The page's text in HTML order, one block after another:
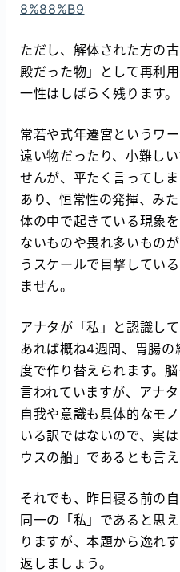
8%88%B9
ただし、解体された方の
殿だった物」として再利
一性はしばらく残ります。
常若や式年遷宮というワ
遠い物だったり、小難し
せんが、平たく言ってし
あり、恒常性の発揮、み
体の中で起きている現象
ないものや畏れ多いもの
うスケールで目撃してい
ません。
アナタが「私」と認識し
あれば概ね4週間、胃腸の
度で作り替えられます。
言われていますが、アナ
自我や意識も具体的なモ
いる訳ではないので、実
ウスの船」であるとも言え
それでも、昨日寝る前の
同一の「私」であると思
りますが、本題から逸れ
返しましょう。